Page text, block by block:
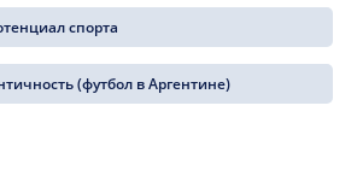
спорта
(футбол в Аргентине)